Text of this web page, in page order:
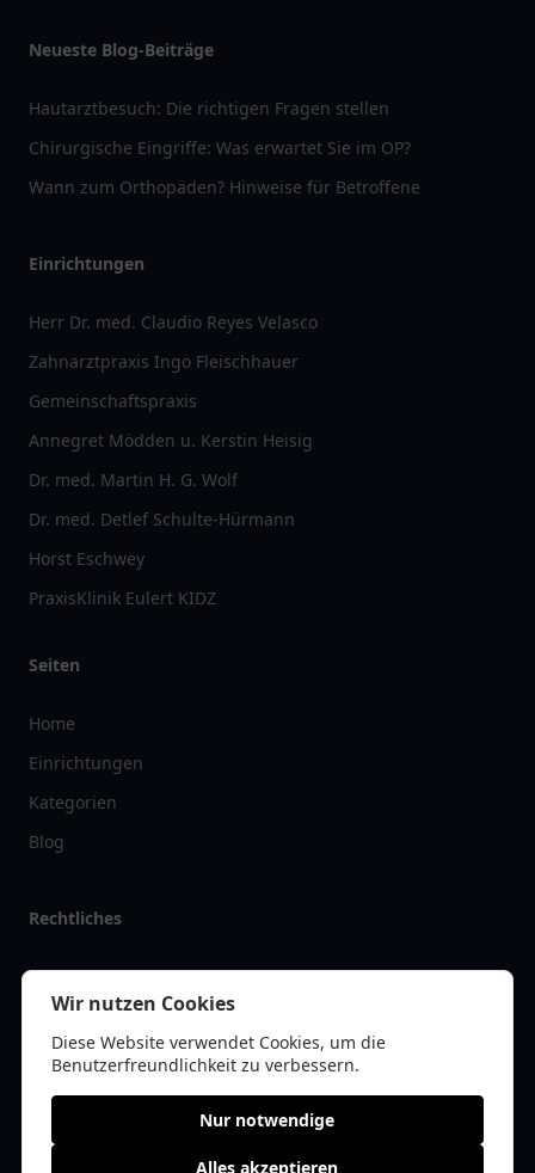
Neueste Blog-Beiträge
Hautarztbesuch: Die richtigen Fragen stellen
Chirurgische Eingriffe: Was erwartet Sie im OP?
Wann zum Orthopäden? Hinweise für Betroffene
Einrichtungen
Herr Dr. med. Claudio Reyes Velasco
Zahnarztpraxis Ingo Fleischhauer
Gemeinschaftspraxis
Annegret Mödden u. Kerstin Heisig
Dr. med. Martin H. G. Wolf
Dr. med. Detlef Schulte-Hürmann
Horst Eschwey
PraxisKlinik Eulert KIDZ
Seiten
Home
Einrichtungen
Kategorien
Blog
Rechtliches
Impressum
Datenschutz
Kontakt
Wir nutzen Cookies
Diese Website verwendet Cookies, um die
Benutzerfreundlichkeit zu verbessern.
Nur notwendige
Alles akzeptieren